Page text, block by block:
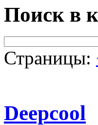
Поиск в
Страницы:
Deepcool